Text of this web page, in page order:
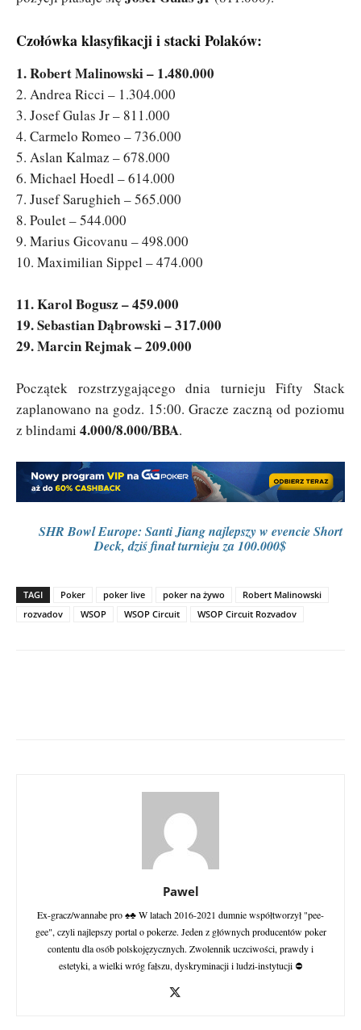
Czołówka klasyfikacji i stacki Polaków:
1. Robert Malinowski – 1.480.000
2. Andrea Ricci – 1.304.000
3. Josef Gulas Jr – 811.000
4. Carmelo Romeo – 736.000
5. Aslan Kalmaz – 678.000
6. Michael Hoedl – 614.000
7. Jusef Sarughieh – 565.000
8. Poulet – 544.000
9. Marius Gicovanu – 498.000
10. Maximilian Sippel – 474.000
11. Karol Bogusz – 459.000
19. Sebastian Dąbrowski – 317.000
29. Marcin Rejmak – 209.000
Początek rozstrzygającego dnia turnieju Fifty Stack
zaplanowano na godz. 15:00. Gracze zaczną od poziomu
z blindami 4.000/8.000/BBA.
SHR Bowl Europe: Santi Jiang najlepszy w evencie Short
Deck, dziś finał turnieju za 100.000$
TAGI Poker poker live poker na żywo
Robert Malinowski
rozvadov
WSOP WSOP Circuit WSOP Circuit Rozvadov
Pawel
Ex-gracz/wannabe pro ♠♣ W latach 2016-2021 dumnie współtworzył "pee-
gee", czyli najlepszy portal o pokerze. Jeden z głównych producentów poker
contentu dla osób polskojęzycznych. Zwolennik uczciwości, prawdy i
estetyki, a wielki wróg fałszu, dyskryminacji i ludzi-instytucji ⛔